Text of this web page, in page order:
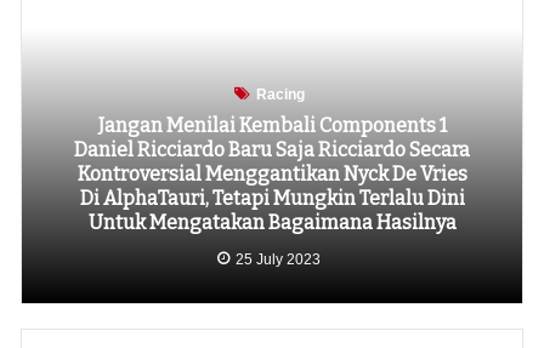
Racing
Jangan Menilai Kembali Components 1
Daniel Ricciardo Baru Saja Ricciardo Secara
Kontroversial Menggantikan Nyck De Vries
Di AlphaTauri, Tetapi Mungkin Terlalu Dini
Untuk Mengatakan Bagaimana Hasilnya
25 July 2023